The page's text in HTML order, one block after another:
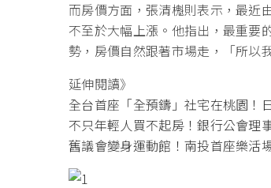
而房價方面，張清櫆則表示，最近
不至於大幅上漲。他指出，最重要
勢，房價自然跟著市場走，「所以
延伸閱讀》
全台首座「全預鑄」社宅在桃園
不只年輕人買不起房！銀行公會理
舊議會變身運動館！南投首座樂